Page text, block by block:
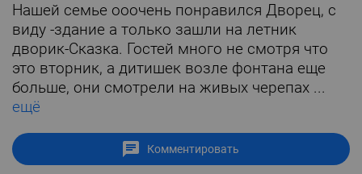
Нашей семье ооочень понравился Дворец, с
виду -здание а только зашли на летник
дворик-Сказка. Гостей много не смотря что
это вторник, а дитишек возле фонтана еще
больше, они смотрели на живых черепах ...
ещё
Комментировать